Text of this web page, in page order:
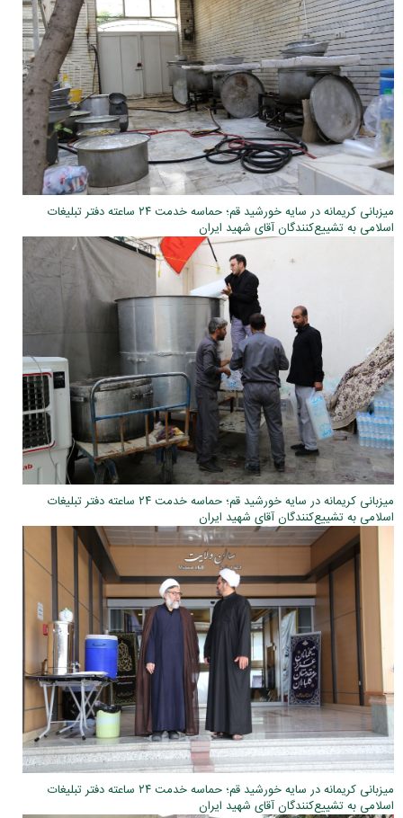
میزبانی کریمانه در سایه خورشید قم؛ حماسه خدمت ۲۴ ساعته دفتر تبلیغات
اسلامی به تشییع‌کنندگان آقای شهید ایران
میزبانی کریمانه در سایه خورشید قم؛ حماسه خدمت ۲۴ ساعته دفتر تبلیغات
اسلامی به تشییع‌کنندگان آقای شهید ایران
میزبانی کریمانه در سایه خورشید قم؛ حماسه خدمت ۲۴ ساعته دفتر تبلیغات
اسلامی به تشییع‌کنندگان آقای شهید ایران